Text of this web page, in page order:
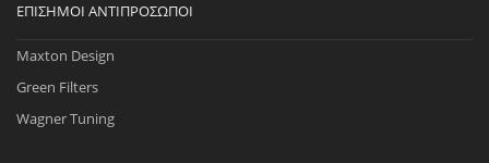
ΕΠΊΣΗΜΟΙ ΑΝΤΙΠΡΌΣΩΠΟΙ
Maxton Design
Green Filters
Wagner Tuning